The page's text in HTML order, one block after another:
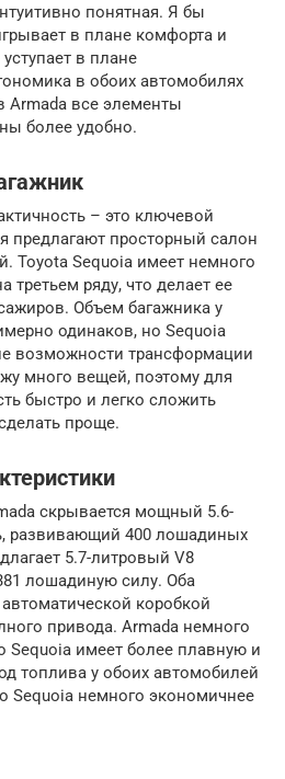
понятная. Я бы
в плане комфорта и
в плане
в обоих автомобилях
Armada все элементы
более удобно.
– это ключевой
предлагают просторный салон
Toyota Sequoia имеет немного
третьем ряду, что делает ее
Объем багажника у
одинаков, но Sequoia
возможности трансформации
много вещей, поэтому для
быстро и легко сложить
проще.
скрывается мощный 5.6-
развивающий 400 лошадиных
5.7-литровый V8
лошадиную силу. Оба
коробкой
привода. Armada немного
Sequoia имеет более плавную и
топлива у обоих автомобилей
Sequoia немного экономичнее